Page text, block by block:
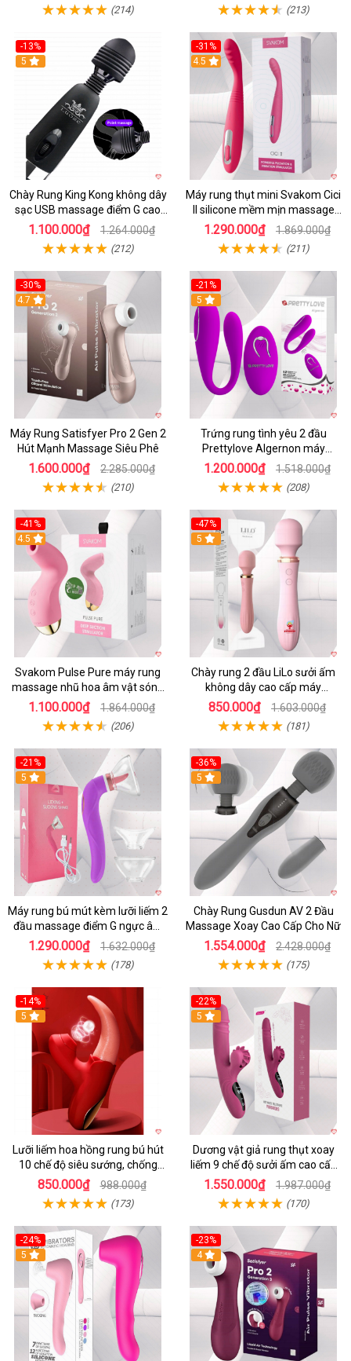
(214) (213)
-13%
5
Chày Rung King Kong không dây
sạc USB massage điểm G cao
cấp kích thích
1.100.000₫ 1.264.000₫
(212)
-31%
4.5
Máy rung thụt mini Svakom Cici
II silicone mềm mịn massage
điểm G cao cấp
1.290.000₫ 1.869.000₫
(211)
-30%
4.7
Máy Rung Satisfyer Pro 2 Gen 2
Hút Mạnh Massage Siêu Phê
1.600.000₫ 2.285.000₫
(210)
-21%
5
Trứng rung tình yêu 2 đầu
Prettylove Algernon máy
massage điểm G không dây
1.200.000₫ 1.518.000₫
(208)
-41%
4.5
Svakom Pulse Pure máy rung
massage nhũ hoa âm vật sóng
âm
1.100.000₫ 1.864.000₫
(206)
-47%
5
Chày rung 2 đầu LiLo sưởi ấm
không dây cao cấp máy
massage G
850.000₫ 1.603.000₫
(181)
-21%
5
Máy rung bú mút kèm lưỡi liếm 2
đầu massage điểm G ngực âm
đạo
1.290.000₫ 1.632.000₫
(178)
-36%
5
Chày Rung Gusdun AV 2 Đầu
Massage Xoay Cao Cấp Cho Nữ
1.554.000₫ 2.428.000₫
(175)
-14%
5
Lưỡi liếm hoa hồng rung bú hút
10 chế độ siêu sướng, chống
nước
850.000₫ 988.000₫
(173)
-22%
5
Dương vật giả rung thụt xoay
liếm 9 chế độ sưởi ấm cao cấp
Yeain Hot Whell
1.550.000₫ 1.987.000₫
(170)
-24%
5
-23%
4